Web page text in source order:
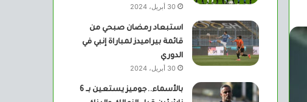
30 أبريل، 2024
استبعاد رمضان صبحي من
قائمة بيراميدز لمباراة إنبي في
الدوري
30 أبريل، 2024
بالأسماء..جوميز يستعين بــ 6